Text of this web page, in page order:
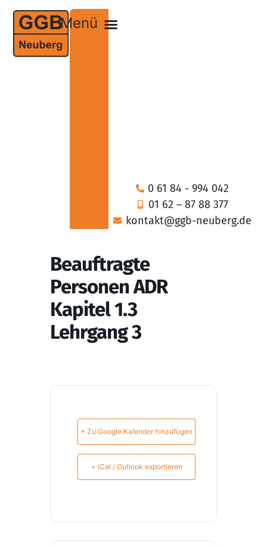
0 61 84 - 994 042
01 62 – 87 88 377
kontakt@ggb-neuberg.de
Beauftragte
Personen ADR
Kapitel 1.3
Lehrgang 3
+ Zu Google Kalender hinzufügen
+ iCal / Outlook exportieren